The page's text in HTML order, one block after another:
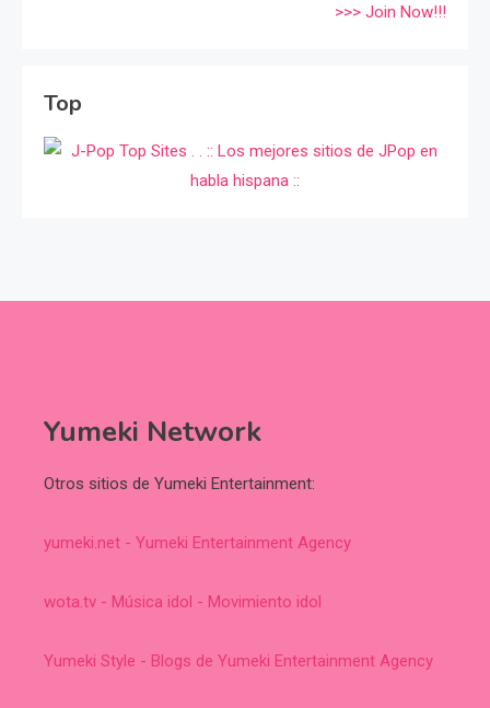
>>> Join Now!!!
Top
Yumeki Network
Otros sitios de Yumeki Entertainment:
yumeki.net - Yumeki Entertainment Agency
wota.tv - Música idol - Movimiento idol
Yumeki Style - Blogs de Yumeki Entertainment Agency